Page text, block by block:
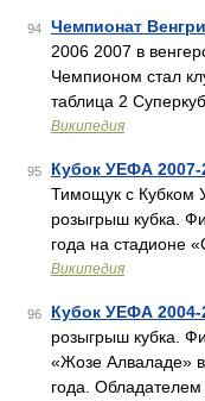
94 Чемпионат
2006 2007 в
Чемпионом стал
таблица 2
Википедия
95 Кубок УЕФА 2007-
Тимощук с Кубком
розыгрыш кубка.
года на стадионе
Википедия
96 Кубок УЕФА 2004-
розыгрыш кубка.
«Жозе Алваладе»
года. Обладателем